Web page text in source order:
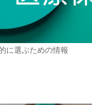
に選ぶための情報